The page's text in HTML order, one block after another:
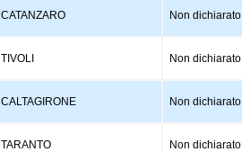
CATANZARO Non dichiarato
TIVOLI Non dichiarato
CALTAGIRONE Non dichiarato
TARANTO Non dichiarato